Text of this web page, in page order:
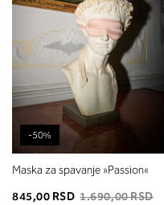
-50%
Maska za spavanje »Passion«
845,00 RSD 1.690,00 RSD